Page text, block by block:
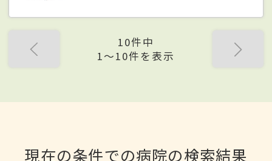
10件中
1〜10件を表示
現在の条件での病院の検索結果